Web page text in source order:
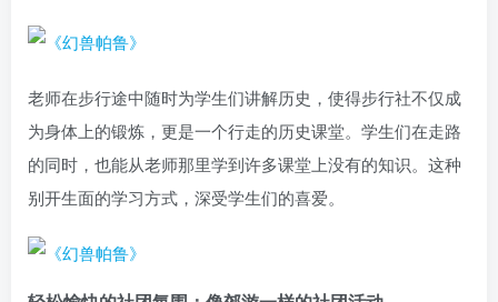
老师在步行途中随时为学生们讲解历史，使得步行社不仅成
为身体上的锻炼，更是一个行走的历史课堂。学生们在走路
的同时，也能从老师那里学到许多课堂上没有的知识。这种
别开生面的学习方式，深受学生们的喜爱。